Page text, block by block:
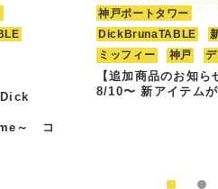
～ コ
神戸ポートタワー
DickBrunaTABLE
ミッフィー
神戸
【追加商品のお知ら
8/10〜 新アイテムが